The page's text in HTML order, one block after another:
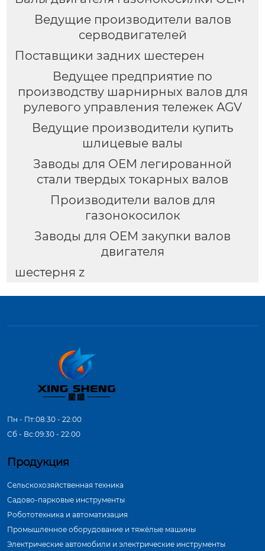
Ведущие производители валов
серводвигателей
Поставщики задних шестерен
Ведущее предприятие по
производству шарнирных валов для
рулевого управления тележек AGV
Ведущие производители купить
шлицевые валы
Заводы для OEM легированной
стали твердых токарных валов
Производители валов для
газонокосилок
Заводы для OEM закупки валов
двигателя
шестерня z
Пн - Пт:08:30 - 22:00
Сб - Вс:09:30 - 22:00
Продукция
Сельскохозяйственная техника
Садово-парковые инструменты
Робототехника и автоматизация
Промышленное оборудование и тяжёлые машины
Электрические автомобили и электрические инструменты